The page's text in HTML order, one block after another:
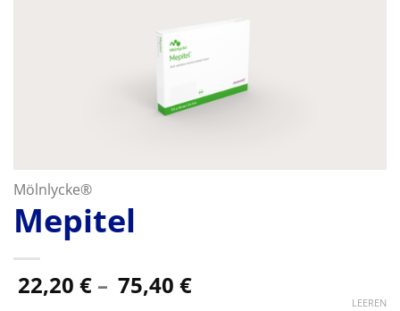
Mölnlycke®
Mepitel
22,20 € – 75,40 €Preisspanne:
LEEREN